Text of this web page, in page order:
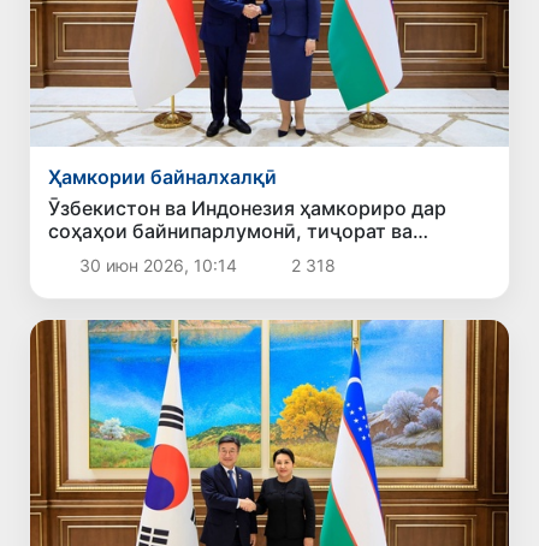
Ҳамкории байналхалқӣ
Ӯзбекистон ва Индонезия ҳамкориро дар
соҳаҳои байнипарлумонӣ, тиҷорат ва
башардӯстӣ густариш медиҳанд
30 июн 2026, 10:14 2 318